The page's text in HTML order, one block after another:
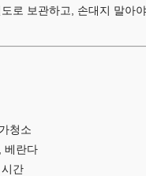
로 보관하고, 손대지 말아
청소
베란다
간